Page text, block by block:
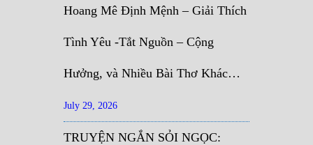
Hoang Mê Định Mệnh – Giải Thích
Tình Yêu -Tắt Nguồn – Cộng
Hưởng, và Nhiều Bài Thơ Khác…
July 29, 2026
TRUYỆN NGẮN SỎI NGỌC: